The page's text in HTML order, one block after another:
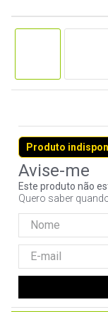
Produto
Este produto não
Quero saber